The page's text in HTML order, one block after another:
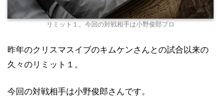
リミット１。今回の対戦相手は小野俊郎プロ
昨年のクリスマスイブのキムケンさんとの試合以来の
久々のリミット１。
今回の対戦相手は小野俊郎さんです。